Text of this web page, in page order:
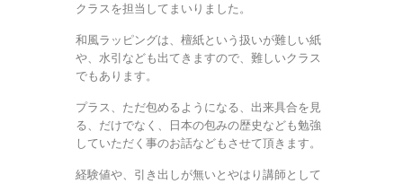
クラスを担当してまいりました。
和風ラッピングは、檀紙という扱いが難しい紙
や、水引なども出てきますので、難しいクラス
でもあります。
プラス、ただ包めるようになる、出来具合を見
る、だけでなく、日本の包みの歴史なども勉強
していただく事のお話などもさせて頂きます。
経験値や、引き出しが無いとやはり講師として